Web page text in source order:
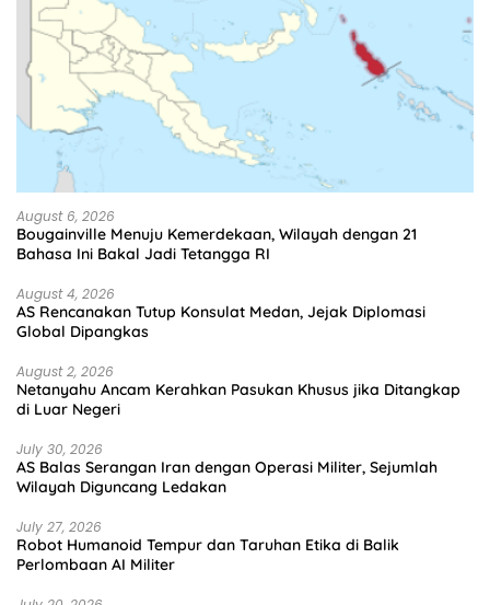
August 6, 2026
Bougainville Menuju Kemerdekaan, Wilayah dengan 21
Bahasa Ini Bakal Jadi Tetangga RI
August 4, 2026
AS Rencanakan Tutup Konsulat Medan, Jejak Diplomasi
Global Dipangkas
August 2, 2026
Netanyahu Ancam Kerahkan Pasukan Khusus jika Ditangkap
di Luar Negeri
July 30, 2026
AS Balas Serangan Iran dengan Operasi Militer, Sejumlah
Wilayah Diguncang Ledakan
July 27, 2026
Robot Humanoid Tempur dan Taruhan Etika di Balik
Perlombaan AI Militer